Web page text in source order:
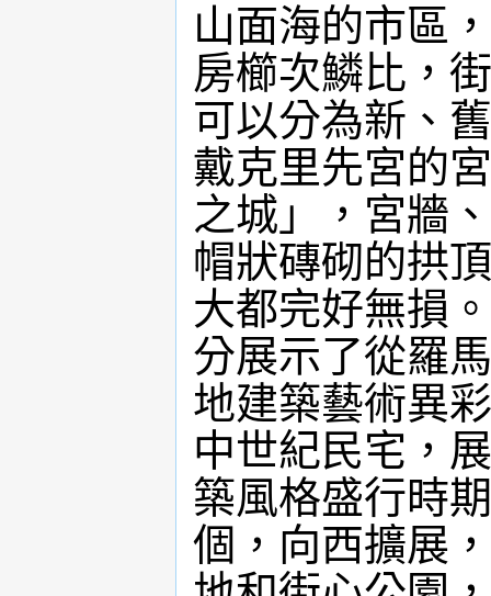
山面海的市區
房櫛次鱗比，
可以分為新、
戴克里先宮的
之城」，宮牆
帽狀磚砌的拱
大都完好無損
分展示了從羅
地建築藝術異
中世紀民宅，
築風格盛行時
個，向西擴展